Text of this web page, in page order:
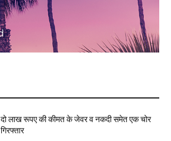
दो लाख रूपए की कीमत के जेवर व नकदी समेत एक चोर
गिरफ्तार